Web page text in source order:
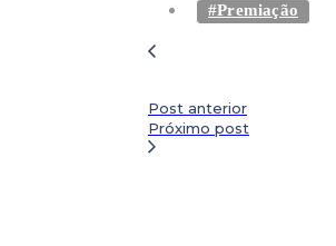
#Premiação
Post anterior
Próximo post